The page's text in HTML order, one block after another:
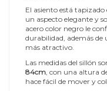
El asiento está tapizado
un aspecto elegante y
acero color negro le
durabilidad, además de
más atractivo.
Las medidas del sillón
84cm , con una altura
hace fácil de mover y